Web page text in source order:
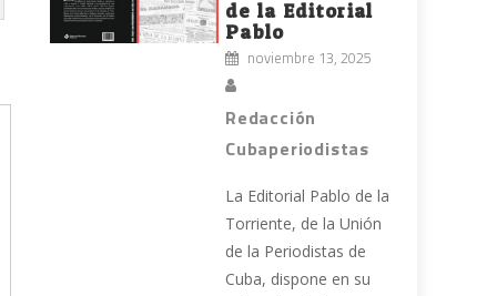
de la Editorial
Pablo
noviembre 13, 2025
Redacción
Cubaperiodistas
La Editorial Pablo de la
Torriente, de la Unión
de la Periodistas de
Cuba, dispone en su